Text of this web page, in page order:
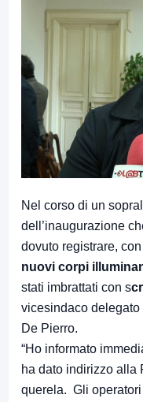
Nel corso di un
dell’inaugurazione
dovuto registrare,
nuovi corpi
stati imbrattati con s
vicesindaco delegato
De Pierro.
“Ho informato
ha dato indirizzo alla
querela. Gli